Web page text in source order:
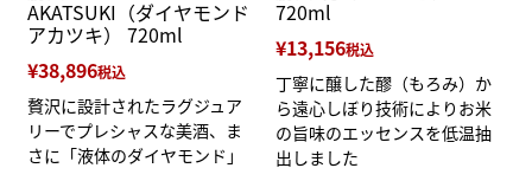
AKATSUKI（ダイヤモンド
アカツキ） 720ml
¥38,896税込
贅沢に設計されたラグジュア
リーでプレシャスな美酒、ま
さに「液体のダイヤモンド」
720ml
¥13,156税込
丁寧に醸した醪（もろみ）か
ら遠心しぼり技術によりお米
の旨味のエッセンスを低温抽
出しました